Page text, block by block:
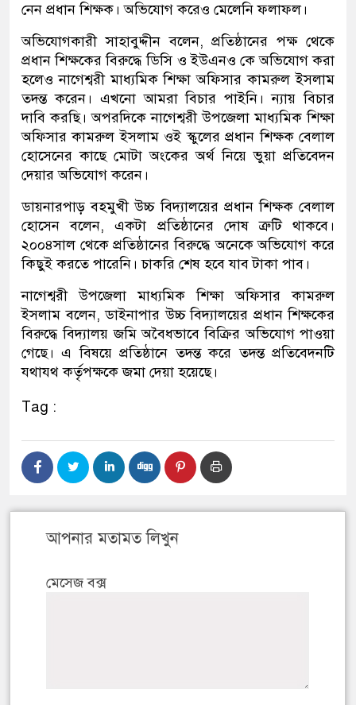
নেন প্রধান শিক্ষক। অভিযোগ করেও মেলেনি ফলাফল।
অভিযোগকারী সাহাবুদ্দীন বলেন, প্রতিষ্ঠানের পক্ষ থেকে
প্রধান শিক্ষকের বিরুদ্ধে ডিসি ও ইউএনও কে অভিযোগ করা
হলেও নাগেশ্বরী মাধ্যমিক শিক্ষা অফিসার কামরুল ইসলাম
তদন্ত করেন। এখনো আমরা বিচার পাইনি। ন্যায় বিচার
দাবি করছি। অপরদিকে নাগেশ্বরী উপজেলা মাধ্যমিক শিক্ষা
অফিসার কামরুল ইসলাম ওই স্কুলের প্রধান শিক্ষক বেলাল
হোসেনের কাছে মোটা অংকের অর্থ নিয়ে ভুয়া প্রতিবেদন
দেয়ার অভিযোগ করেন।
ডায়নারপাড় বহমুখী উচ্চ বিদ্যালয়ের প্রধান শিক্ষক বেলাল
হোসেন বলেন, একটা প্রতিষ্ঠানের দোষ ত্রুটি থাকবে।
২০০৪সাল থেকে প্রতিষ্ঠানের বিরুদ্ধে অনেকে অভিযোগ করে
কিছুই করতে পারেনি। চাকরি শেষ হবে যাব টাকা পাব।
নাগেশ্বরী উপজেলা মাধ্যমিক শিক্ষা অফিসার কামরুল
ইসলাম বলেন, ডাইনাপার উচ্চ বিদ্যালয়ের প্রধান শিক্ষকের
বিরুদ্ধে বিদ্যালয় জমি অবৈধভাবে বিক্রির অভিযোগ পাওয়া
গেছে। এ বিষয়ে প্রতিষ্ঠানে তদন্ত করে তদন্ত প্রতিবেদনটি
যথাযথ কর্তৃপক্ষকে জমা দেয়া হয়েছে।
Tag :
আপনার মতামত লিখুন
মেসেজ বক্স